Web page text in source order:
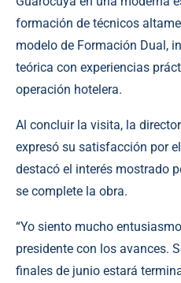
formación de técnicos
modelo de Formación Dual,
teórica con experiencias
operación hotelera.
Al concluir la visita, la
expresó su satisfacción por
destacó el interés mostrado
se complete la obra.
“Yo siento mucho
presidente con los avances.
finales de junio estará